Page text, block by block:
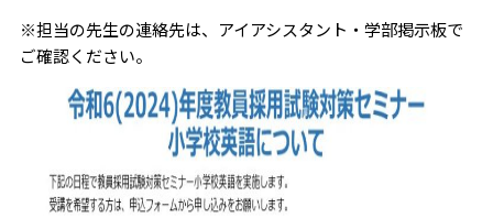
※担当の先生の連絡先は、アイアシスタント・学部掲示板で
ご確認ください。